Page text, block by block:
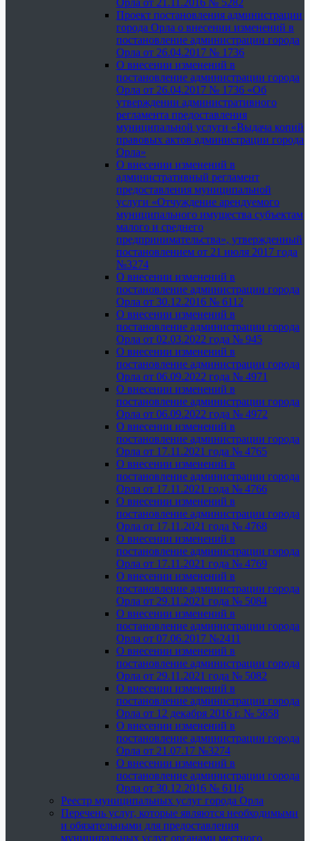
Орла от 21.11.2016 № 5282
Проект постановления администрации
города Орла о внесении изменений в
постановление администрации города
Орла от 26.04.2017 № 1736
О внесении изменений в
постановление администрации города
Орла от 26.04.2017 № 1736 «Об
утверждении административного
регламента предоставления
муниципальной услуги «Выдача копий
правовых актов администрации города
Орла»
О внесении изменений в
административный регламент
предоставления муниципальной
услуги «Отчуждение арендуемого
муниципального имущества субъектам
малого и среднего
предпринимательства», утвержденный
постановлением от 21 июля 2017 года
№3274
О внесении изменений в
постановление администрации города
Орла от 30.12.2016 № 6112
О внесении изменений в
постановление администрации города
Орла от 02.03.2022 года № 945
О внесении изменений в
постановление администрации города
Орла от 06.09.2022 года № 4971
О внесении изменений в
постановление администрации города
Орла от 06.09.2022 года № 4972
О внесении изменений в
постановление администрации города
Орла от 17.11.2021 года № 4765
О внесении изменений в
постановление администрации города
Орла от 17.11.2021 года № 4766
О внесении изменений в
постановление администрации города
Орла от 17.11.2021 года № 4768
О внесении изменений в
постановление администрации города
Орла от 17.11.2021 года № 4769
О внесении изменений в
постановление администрации города
Орла от 29.11.2021 года № 5084
О внесении изменений в
постановление администрации города
Орла от 07.06.2017 №2411
О внесении изменений в
постановление администрации города
Орла от 29.11.2021 года № 5082
О внесении изменений в
постановление администрации города
Орла от 12 декабря 2016 г. № 5658
О внесении изменений в
постановление администрации города
Орла от 21.07.17 №3274
О внесении изменений в
постановление администрации города
Орла от 30.12.2016 № 6116
Реестр муниципальных услуг города Орла
Перечень услуг, которые являются необходимыми
и обязательными для предоставления
муниципальных услуг органами местного